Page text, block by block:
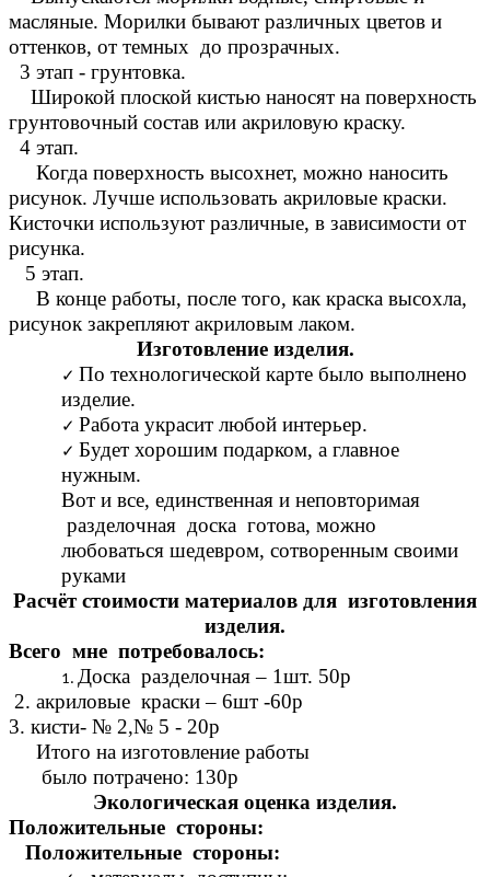
масляные. Морилки бывают различных цветов и
оттенков, от темных до прозрачных.
3 этап - грунтовка.
Широкой плоской кистью наносят на поверхность
грунтовочный состав или акриловую краску.
4 этап.
Когда поверхность высохнет, можно наносить
рисунок. Лучше использовать акриловые краски.
Кисточки используют различные, в зависимости от
рисунка.
5 этап.
В конце работы, после того, как краска высохла,
рисунок закрепляют акриловым лаком.
Изготовление изделия.
По технологической карте было выполнено
изделие.
Работа украсит любой интерьер.
Будет хорошим подарком, а главное
нужным.
Вот и все, единственная и неповторимая
разделочная доска готова, можно
любоваться шедевром, сотворенным своими
руками
Расчёт стоимости материалов для изготовления
изделия.
Всего мне потребовалось:
Доска разделочная – 1шт. 50р
2. акриловые краски – 6шт -60р
3. кисти- № 2,№ 5 - 20р
Итого на изготовление работы
было потрачено: 130р
Экологическая оценка изделия.
Положительные стороны:
Положительные стороны: